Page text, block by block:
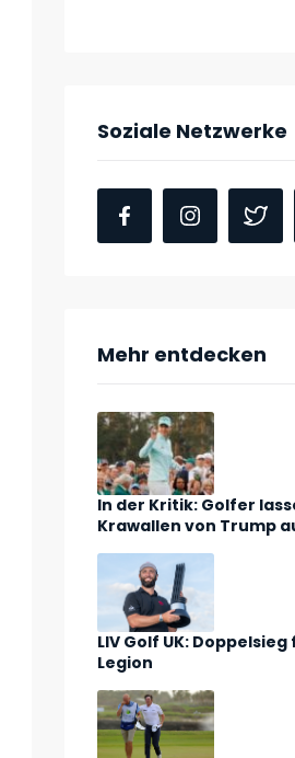
Soziale Netzwerke
Mehr entdecken
In der Kritik: Golfer
Krawallen von Trump
LIV Golf UK:
Legion